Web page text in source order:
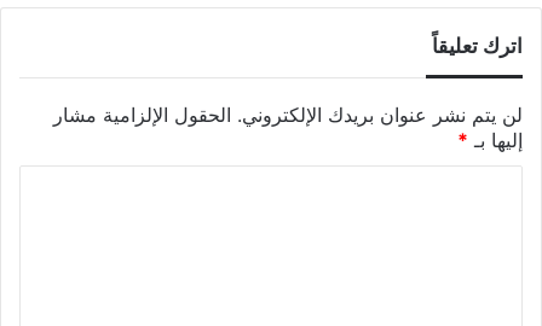
اترك تعليقاً
لن يتم نشر عنوان بريدك الإلكتروني. الحقول الإلزامية مشار
إليها بـ *